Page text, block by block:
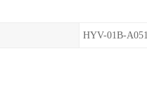
HYV-01B-A051